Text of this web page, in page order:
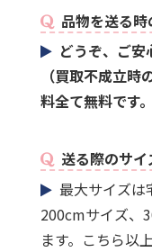
品物を送る時
どうぞ、ご
（買取不成立
料全て無料です。
送る際のサイ
最大サイズは
200cmサイズ、
ます。こちら以